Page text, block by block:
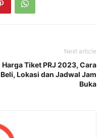
Next article
Harga Tiket PRJ 2023, Cara
Beli, Lokasi dan Jadwal Jam
Buka